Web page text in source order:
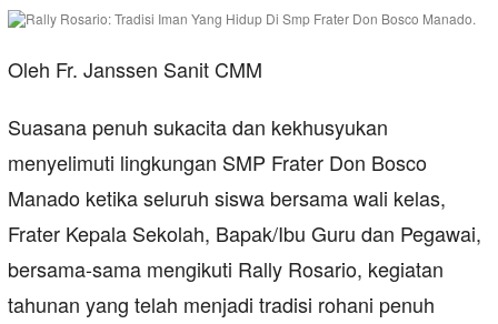
Oleh Fr. Janssen Sanit CMM
Suasana penuh sukacita dan kekhusyukan
menyelimuti lingkungan SMP Frater Don Bosco
Manado ketika seluruh siswa bersama wali kelas,
Frater Kepala Sekolah, Bapak/Ibu Guru dan Pegawai,
bersama-sama mengikuti Rally Rosario, kegiatan
tahunan yang telah menjadi tradisi rohani penuh